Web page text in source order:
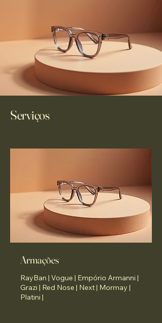
Serviços
Armações
RayBan | Vogue | Empório Armanni |
Grazi | Red Nose | Next | Mormay |
Platini |